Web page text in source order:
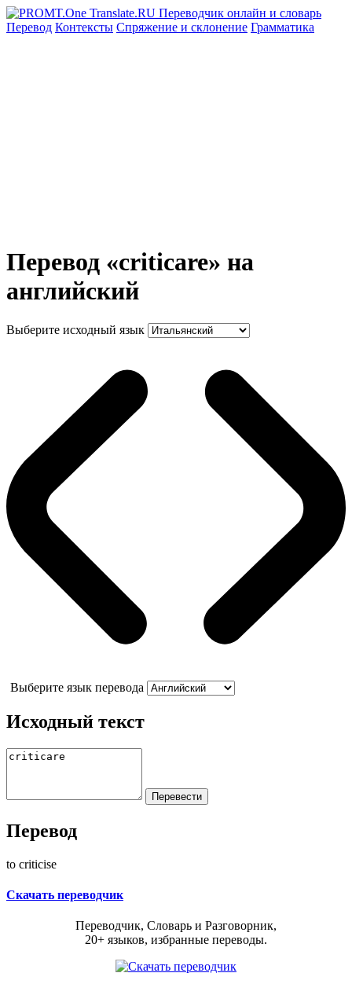
Перевод Контексты Спряжение и склонение Грамматика
Перевод «criticare» на
английский
Выберите исходный язык
Выберите язык перевода
Исходный текст
Перевод
to criticise
Скачать переводчик
Переводчик, Словарь и Разговорник,
20+ языков, избранные переводы.